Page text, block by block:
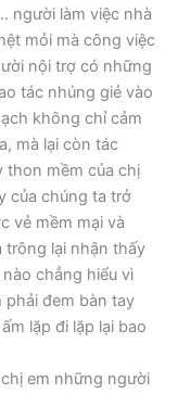
người làm việc nhà
mỏi mà công việc
nội trợ có những
tác nhúng giẻ vào
không chỉ cảm
mà lại còn tác
thon mềm của chị
của chúng ta trở
vẻ mềm mại và
trông lại nhận thấy
chẳng hiểu vì
phải đem bàn tay
lặp đi lặp lại bao
em những người